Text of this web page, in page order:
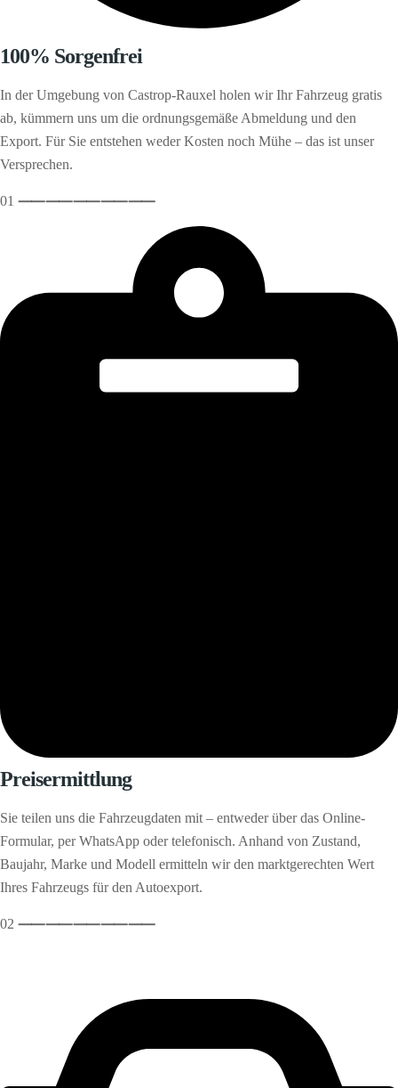
100% Sorgenfrei
In der Umgebung von Castrop-Rauxel holen wir Ihr Fahrzeug gratis
ab, kümmern uns um die ordnungsgemäße Abmeldung und den
Export. Für Sie entstehen weder Kosten noch Mühe – das ist unser
Versprechen.
01 ⸺⸺⸺⸺⸺
Preisermittlung
Sie teilen uns die Fahrzeugdaten mit – entweder über das Online-
Formular, per WhatsApp oder telefonisch. Anhand von Zustand,
Baujahr, Marke und Modell ermitteln wir den marktgerechten Wert
Ihres Fahrzeugs für den Autoexport.
02 ⸺⸺⸺⸺⸺